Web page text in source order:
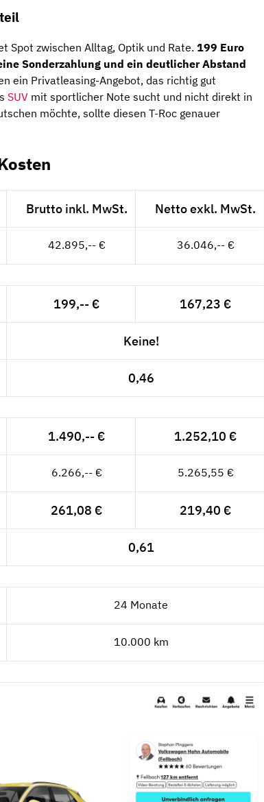
Spot zwischen Alltag, Optik und Rate. 199 Euro
Sonderzahlung und ein deutlicher Abstand
ein Privatleasing-Angebot, das richtig gut
SUV mit sportlicher Note sucht und nicht direkt in
möchte, sollte diesen T-Roc genauer
Brutto inkl. MwSt. Netto exkl. MwSt.
42.895,-- € 36.046,-- €
199,-- € 167,23 €
Keine!
0,46
1.490,-- € 1.252,10 €
6.266,-- € 5.265,55 €
261,08 € 219,40 €
0,61
24 Monate
10.000 km